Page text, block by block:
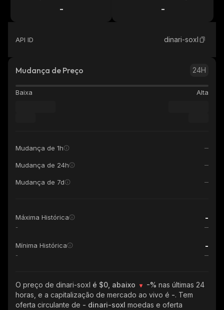
- -
API ID dinari-soxl
Mudança de Preço 24H
Baixa Alta
Mudança de 1h
Mudança de 24h
Mudança de 7d
Máxima Histórica -
-
Mínima Histórica -
-
O preço de dinari-soxl é $0, abaixo -% nas últimas 24
horas, e a capitalização de mercado ao vivo é -. Tem
oferta circulante de - dinari-soxl moedas e oferta